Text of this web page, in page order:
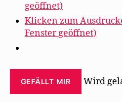
geöffnet)
Klicken zum
Fenster geöffnet)
GEFÄLLT MIR Wird